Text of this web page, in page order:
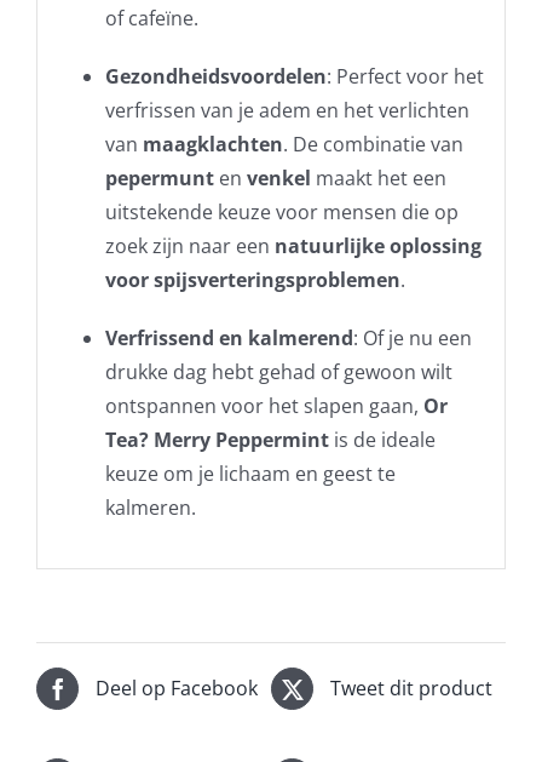
of cafeïne.
Gezondheidsvoordelen: Perfect voor het
verfrissen van je adem en het verlichten
van maagklachten. De combinatie van
pepermunten venkel maakt het een
uitstekende keuze voor mensen die op
zoek zijn naar een natuurlijke oplossing
voor spijsverteringsproblemen.
Verfrissend en kalmerend: Of je nu een
drukke dag hebt gehad of gewoon wilt
ontspannen voor het slapen gaan, Or
Tea? Merry Peppermintis de ideale
keuze om je lichaam en geest te
kalmeren.
Deel op Facebook Tweet dit product